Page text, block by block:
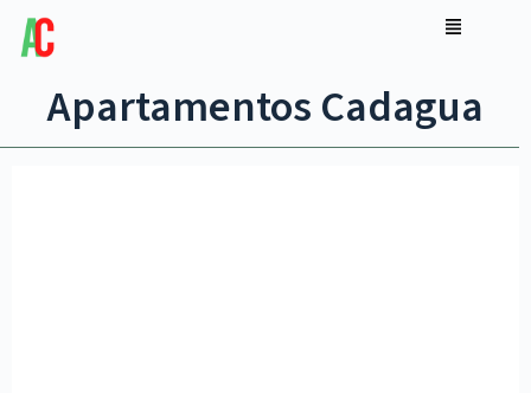
Apartamentos Cadagua